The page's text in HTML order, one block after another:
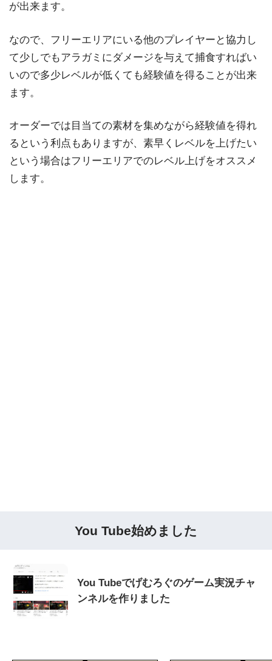
が出来ます。
なので、フリーエリアにいる他のプレイヤーと協力し
て少しでもアラガミにダメージを与えて捕食すればい
いので多少レベルが低くても経験値を得ることが出来
ます。
オーダーでは目当ての素材を集めながら経験値を得れ
るという利点もありますが、素早くレベルを上げたい
という場合はフリーエリアでのレベル上げをオススメ
します。
You Tube始めました
You Tubeでげむろぐのゲーム実況チャ
ンネルを作りました